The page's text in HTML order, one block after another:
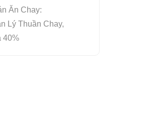
Ăn Chay:
Lý Thuần Chay,
40%